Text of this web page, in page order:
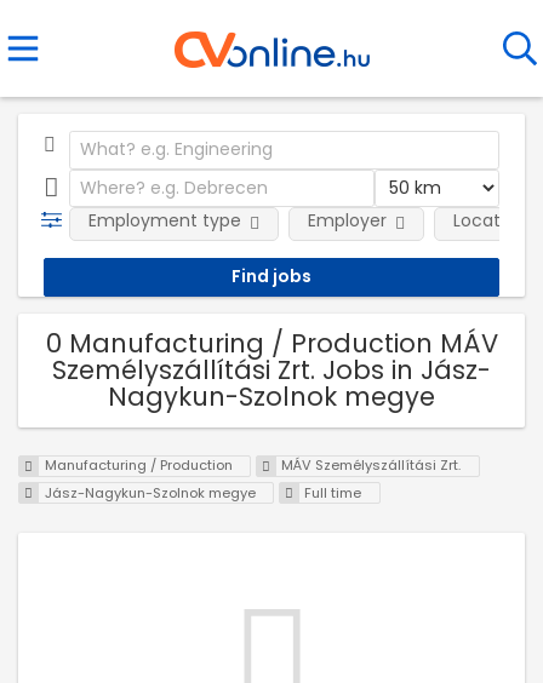
Employment type Employer Location
0 Manufacturing / Production MÁV
Személyszállítási Zrt. Jobs in Jász-
Nagykun-Szolnok megye
Manufacturing / Production
MÁV Személyszállítási Zrt.
Jász-Nagykun-Szolnok megye
Full time